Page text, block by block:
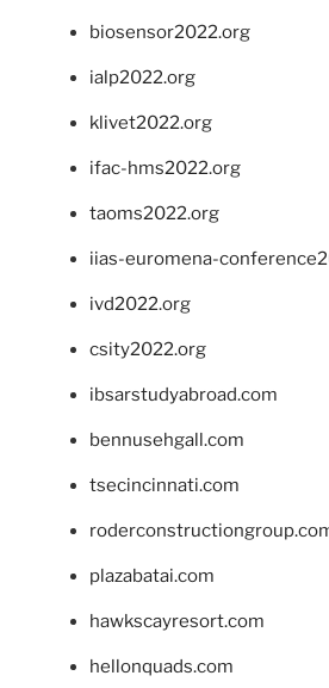
biosensor2022.org
ialp2022.org
klivet2022.org
ifac-hms2022.org
taoms2022.org
iias-euromena-
ivd2022.org
csity2022.org
ibsarstudyabroad.com
bennusehgall.com
tsecincinnati.com
plazabatai.com
hawkscayresort.com
hellonquads.com